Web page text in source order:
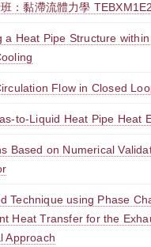
：黏滯流體力學
a Heat Pipe Structure
Flow in Closed
to-Liquid Heat Pipe Heat
Based on Numerical
Technique using Phase
Heat Transfer for the
Approach